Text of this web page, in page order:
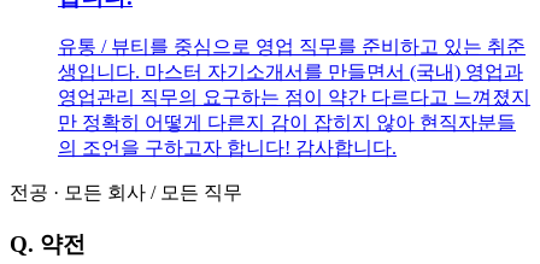
유통 / 뷰티를 중심으로 영업 직무를 준비하고 있는 취준
생입니다. 마스터 자기소개서를 만들면서 (국내) 영업과
영업관리 직무의 요구하는 점이 약간 다르다고 느껴졌지
만 정확히 어떻게 다른지 감이 잡히지 않아 현직자분들
의 조언을 구하고자 합니다! 감사합니다.
전공 · 모든 회사 / 모든 직무
Q. 약전